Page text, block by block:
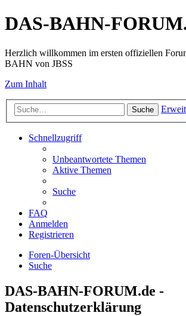
DAS-BAHN-
Herzlich willkommen im ersten offiziellen
BAHN von JBSS
Zum Inhalt
Suche
Schnellzugriff
Unbeantwortete Themen
Aktive Themen
Suche
FAQ
Anmelden
Registrieren
Foren-Übersicht
Suche
DAS-BAHN-FORUM.de -
Datenschutzerklärung